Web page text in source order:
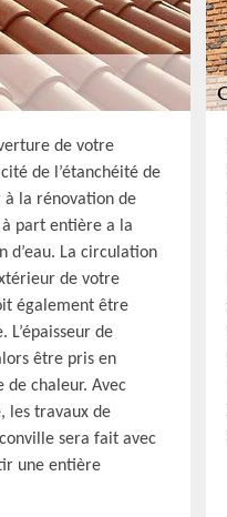
de votre
de l’étanchéité de
la rénovation de
part entière a la
d’eau. La circulation
de votre
également être
de
être pris en
de chaleur. Avec
les travaux de
sera fait avec
une entière